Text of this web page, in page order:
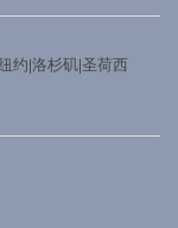
约|洛杉矶|圣荷西